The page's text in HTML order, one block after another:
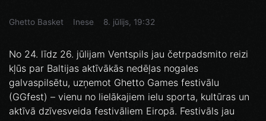
Ghetto Basket Inese 8. jūlijs, 19:32
No 24. līdz 26. jūlijam Ventspils jau četrpadsmito reizi
kļūs par Baltijas aktīvākās nedēļas nogales
galvaspilsētu, uzņemot Ghetto Games festivālu
(GGfest) – vienu no lielākajiem ielu sporta, kultūras un
aktīvā dzīvesveida festivāliem Eiropā. Festivāls jau